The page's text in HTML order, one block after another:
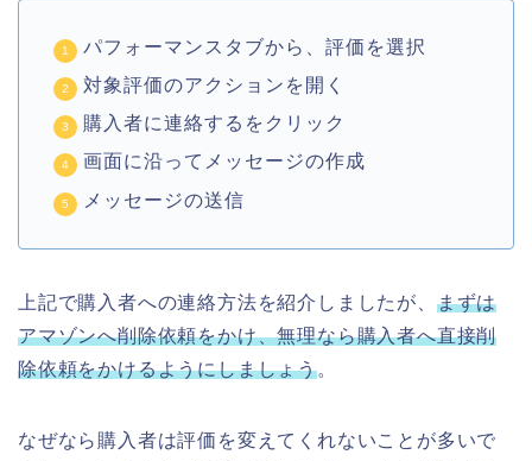
パフォーマンスタブから、評価を選択
対象評価のアクションを開く
購入者に連絡するをクリック
画面に沿ってメッセージの作成
メッセージの送信
上記で購入者への連絡方法を紹介しましたが、 まずは
アマゾンへ削除依頼をかけ、無理なら購入者へ直接削
除依頼をかけるようにしましょう。
なぜなら購入者は評価を変えてくれないことが多いで